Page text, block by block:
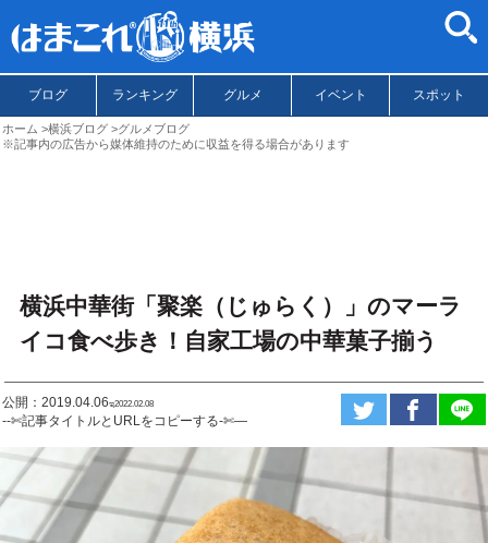
ブログ ランキング グルメ イベント スポット
ホーム 横浜ブログ
グルメブログ
※記事内の広告から媒体維持のために収益を得る場合があります
横浜中華街「聚楽（じゅらく）」のマーラ
イコ食べ歩き！自家工場の中華菓子揃う
公開：2019.04.06ಇ2022.02.08
--✄記事タイトルとURLをコピーする-✄—